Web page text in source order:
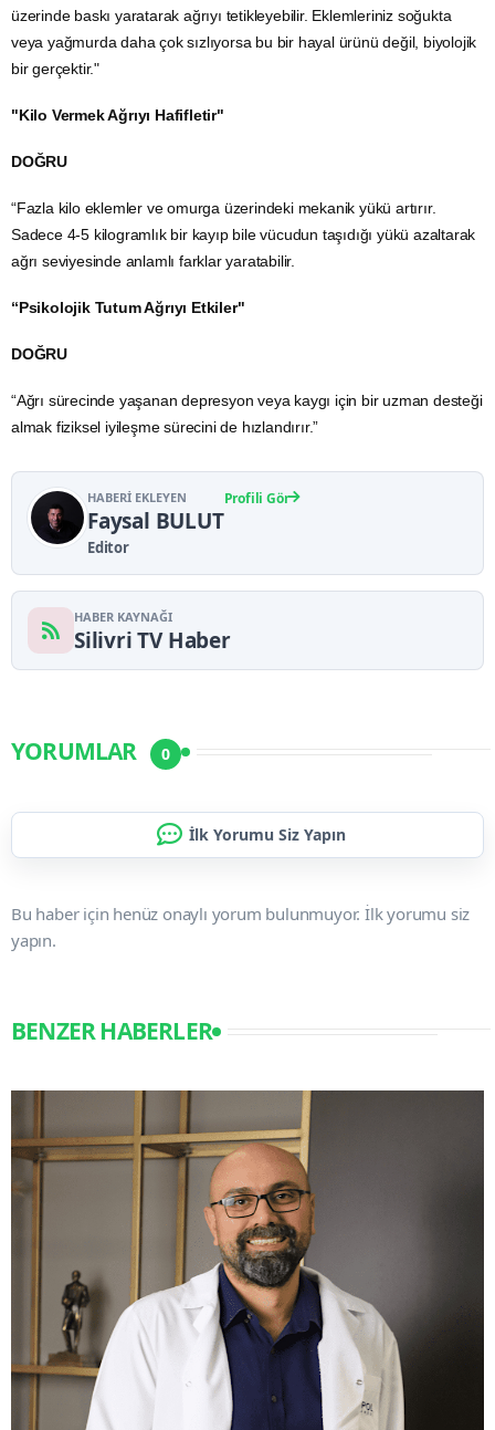
üzerinde baskı yaratarak ağrıyı tetikleyebilir. Eklemleriniz soğukta
veya yağmurda daha çok sızlıyorsa bu bir hayal ürünü değil, biyolojik
bir gerçektir."
"Kilo Vermek Ağrıyı Hafifletir"
DOĞRU
“Fazla kilo eklemler ve omurga üzerindeki mekanik yükü artırır.
Sadece 4-5 kilogramlık bir kayıp bile vücudun taşıdığı yükü azaltarak
ağrı seviyesinde anlamlı farklar yaratabilir.
“Psikolojik Tutum Ağrıyı Etkiler"
DOĞRU
“Ağrı sürecinde yaşanan depresyon veya kaygı için bir uzman desteği
almak fiziksel iyileşme sürecini de hızlandırır.”
HABERI EKLEYEN
Faysal BULUT
Editor
Profili Gör
HABER KAYNAĞI
Silivri TV Haber
YORUMLAR 0
İlk Yorumu Siz Yapın
Bu haber için henüz onaylı yorum bulunmuyor. İlk yorumu siz
yapın.
BENZER HABERLER